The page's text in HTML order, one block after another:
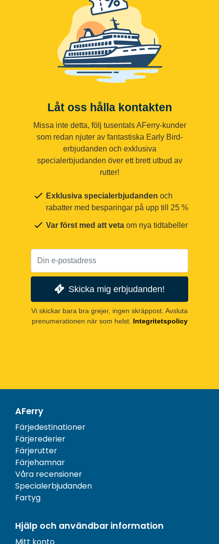
Låt oss hålla kontakten
Missa inte detta, följ tusentals AFerry-kunder
som redan njuter av fantastiska Early Bird-
erbjudanden och exklusiva
specialerbjudanden över ett brett utbud av
rutter!
Exklusiva specialerbjudanden och
rabatter med besparingar på upp till 25 %
Var först med att veta om nya tidtabeller
Skicka mig erbjudanden!
Vi skickar bara bra grejer, ingen skräppost. Avsluta
prenumerationen när som helst. Integritetspolicy
AFerry
Färjedestinationer
Färjerederier
Färjerutter
Färjehamnar
Våra recensioner
Specialerbjudanden
Fartyg
Hjälp och användbar information
Mitt konto